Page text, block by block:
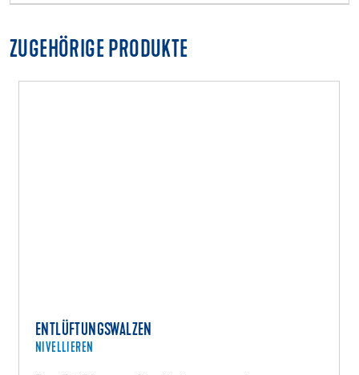
ZUGEHÖRIGE PRODUKTE
ENTLÜFTUNGSWALZEN
NIVELLIEREN